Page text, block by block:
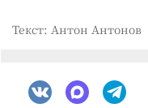
Текст: Антон Антонов